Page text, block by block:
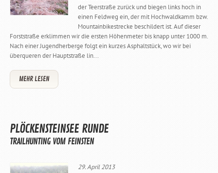
der Teerstraße zurück und biegen links hoch in
einen Feldweg ein, der mit Hochwaldkamm bzw.
Mountainbikestrecke beschildert ist. Auf dieser
Forststraße erklimmen wir die ersten Höhenmeter bis knapp unter 1000 m.
Nach einer Jugendherberge folgt ein kurzes Asphaltstück, wo wir bei
überqueren der Hauptstraße lin...
MEHR LESEN
PLÖCKENSTEINSEE RUNDE
TRAILHUNTING VOM FEINSTEN
29. April 2013